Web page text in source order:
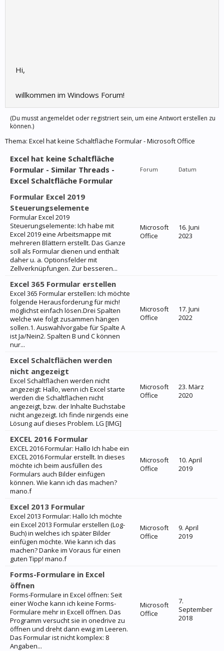
Hi,
willkommen im Windows Forum!
(Du musst angemeldet oder registriert sein, um eine Antwort erstellen zu
können.)
Thema: Excel hat keine Schaltfläche Formular - Microsoft Office
Excel hat keine Schaltfläche
Formular - Similar Threads -
Excel Schaltfläche Formular
Forum Datum
Formular Excel 2019
Steuerungselemente
Formular Excel 2019
Steuerungselemente: Ich habe mit
Excel 2019 eine Arbeitsmappe mit
mehreren Blättern erstellt. Das Ganze
soll als Formular dienen und enthält
daher u. a. Optionsfelder mit
Zellverknüpfungen. Zur besseren...
Microsoft
Office
16. Juni
2023
Excel 365 Formular erstellen
Excel 365 Formular erstellen: Ich möchte
folgende Herausforderung für mich!
möglichst einfach lösen.Drei Spalten
welche wie folgt zusammen hängen
sollen.1. Auswahlvorgabe für Spalte A
ist Ja/Nein2. Spalten B und C können
nur...
Microsoft
Office
17. Juni
2022
Excel Schaltflächen werden
nicht angezeigt
Excel Schaltflächen werden nicht
angezeigt: Hallo, wenn ich Excel starte
werden die Schaltflächen nicht
angezeigt, bzw. der Inhalte Buchstabe
nicht angezeigt. Ich finde nirgends eine
Lösung auf dieses Problem. LG [IMG]
Microsoft
Office
23. März
2020
EXCEL 2016 Formular
EXCEL 2016 Formular: Hallo Ich habe ein
EXCEL 2016 Formular erstellt. In dieses
möchte ich beim ausfüllen des
Formulars auch Bilder einfügen
können. Wie kann ich das machen?
mano.f
Microsoft
Office
10. April
2019
Excel 2013 Formular
Excel 2013 Formular: Hallo Ich möchte
ein Excel 2013 Formular erstellen (Log-
Buch) in welches ich später Bilder
einfügen möchte. Wie kann ich das
machen? Danke im Voraus für einen
guten Tipp! mano.f
Microsoft
Office
9. April
2019
Forms-Formulare in Excel
öffnen
Forms-Formulare in Excel öffnen: Seit
einer Woche kann ich keine Forms-
Formulare mehr in Excell öffnen. Das
Programm versucht sie in onedrive zu
öffnen und dreht dann ewig im Leeren.
Das Formular ist nicht komplex: 8
Angaben...
Microsoft
Office
7.
September
2018